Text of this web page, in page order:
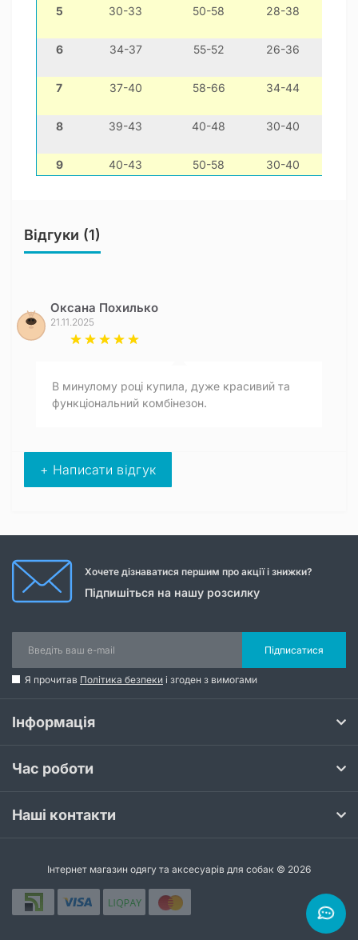
5 30-33 50-58 28-38
6 34-37 55-52 26-36
7 37-40 58-66 34-44
8 39-43 40-48 30-40
9 40-43 50-58 30-40
Відгуки (1)
Оксана Похилько
21.11.2025
В минулому році купила, дуже красивий та
функціональний комбінезон.
+ Написати відгук
Хочете дізнаватися першим про акції і знижки?
Підпишіться на нашу розсилку
Підписатися
Я прочитав Політика безпеки і згоден з вимогами
Інформація
Час роботи
Наші контакти
Інтернет магазин одягу та аксесуарів для собак © 2026